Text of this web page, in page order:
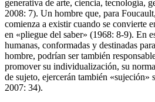
generativa de arte, ciencia, tecnología,
2008: 7). Un hombre que, para
comienza a existir cuando se convierte
en «pliegue del saber» (1968: 8-9). En
humanas, conformadas y destinadas
hombre, podrían ser también
promover su individualización, su
de sujeto, ejercerán también «sujeción»
2007: 34).